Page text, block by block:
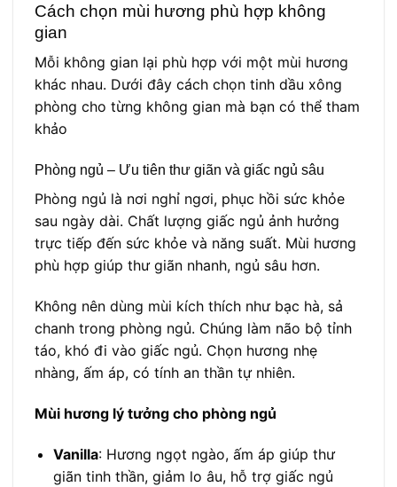
Cách chọn mùi hương phù hợp không
gian
Mỗi không gian lại phù hợp với một mùi hương
khác nhau. Dưới đây cách chọn tinh dầu xông
phòng cho từng không gian mà bạn có thể tham
khảo
Phòng ngủ – Ưu tiên thư giãn và giấc ngủ sâu
Phòng ngủ là nơi nghỉ ngơi, phục hồi sức khỏe
sau ngày dài. Chất lượng giấc ngủ ảnh hưởng
trực tiếp đến sức khỏe và năng suất. Mùi hương
phù hợp giúp thư giãn nhanh, ngủ sâu hơn.
Không nên dùng mùi kích thích như bạc hà, sả
chanh trong phòng ngủ. Chúng làm não bộ tỉnh
táo, khó đi vào giấc ngủ. Chọn hương nhẹ
nhàng, ấm áp, có tính an thần tự nhiên.
Mùi hương lý tưởng cho phòng ngủ
Vanilla: Hương ngọt ngào, ấm áp giúp thư
giãn tinh thần, giảm lo âu, hỗ trợ giấc ngủ